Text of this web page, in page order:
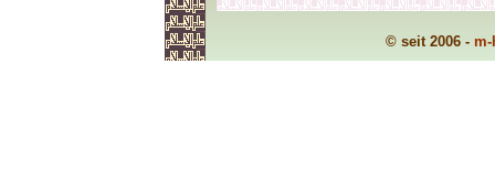
© seit 2006 - m-